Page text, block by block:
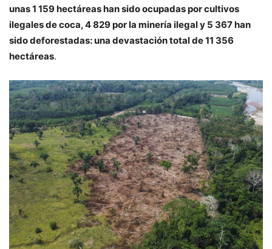
unas 1 159 hectáreas han sido ocupadas por cultivos
ilegales de coca, 4 829 por la minería ilegal y 5 367 han
sido deforestadas: una devastación total de 11 356
hectáreas.